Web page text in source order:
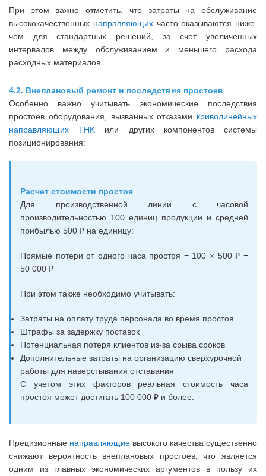
При этом важно отметить, что затраты на обслуживание
высококачественных направляющихчасто оказываются ниже,
чем для стандартных решений, за счет увеличенных
интервалов между обслуживанием и меньшего расхода
расходных материалов.
4.2. Внеплановый ремонт и последствия простоев
Особенно важно учитывать экономические последствия
простоев оборудования, вызванных отказами криволинейных
направляющих THK или других компонентов системы
позиционирования:
Расчет стоимости простоя
Для производственной линии с часовой
производительностью 100 единиц продукции и средней
прибылью 500 ₽ на единицу:
Прямые потери от одного часа простоя = 100 × 500 ₽ =
50 000 ₽
При этом также необходимо учитывать:
Затраты на оплату труда персонала во время простоя
Штрафы за задержку поставок
Потенциальная потеря клиентов из-за срыва сроков
Дополнительные затраты на организацию сверхурочной
работы для наверстывания отставания
С учетом этих факторов реальная стоимость часа
простоя может достигать 100 000 ₽ и более.
Прецизионные направляющие высокого качества существенно
снижают вероятность внеплановых простоев, что является
одним из главных экономических аргументов в пользу их